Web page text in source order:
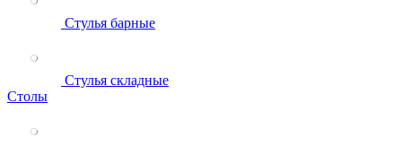
Стулья барные
Стулья складные
Столы